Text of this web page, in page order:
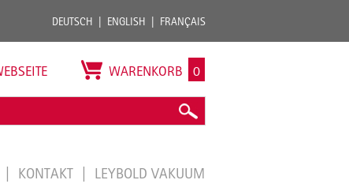
DEUTSCH ENGLISH FRANÇAIS
WARENKORB 0
KONTAKT LEYBOLD VAKUUM